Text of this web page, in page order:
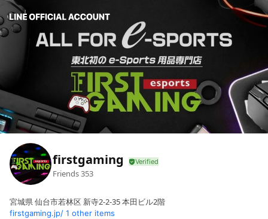
firstgaming
Friends353
宮城県 仙台市若林区 新寺2-2-35 本田ビル2階
firstgaming.jp/ 1 other items